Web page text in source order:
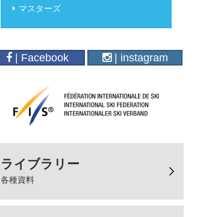
マスターズ
| Facebook | instagram
ライブラリー
各種資料